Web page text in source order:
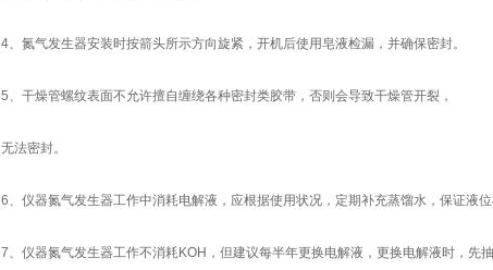
4、氮气发生器安装时按箭头所示方向旋紧，开机后使用皂液检漏，并确保密封。
5、干燥管螺纹表面不允许擅自缠绕各种密封类胶带，否则会导致干燥管开裂，
无法密封。
6、仪器氮气发生器工作中消耗电解液，应根据使用状况，定期补充蒸馏水，保证液位
7、仪器氮气发生器工作不消耗KOH，但建议每半年更换电解液，更换电解液时，先